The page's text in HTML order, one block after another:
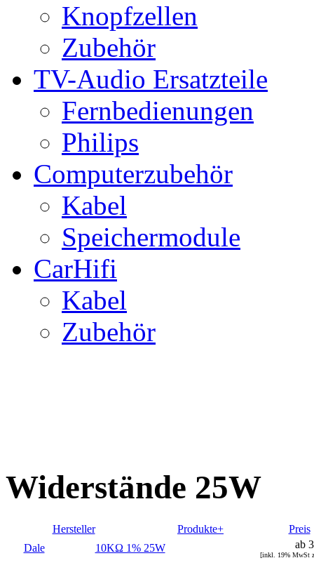
Knopfzellen
Zubehör
TV-Audio Ersatzteile
Fernbedienungen
Philips
Computerzubehör
Kabel
Speichermodule
CarHifi
Kabel
Zubehör
Widerstände 25W
Hersteller Produkte+
Preis
Dale
10KΩ 1% 25W ab
[inkl. 19% MwSt